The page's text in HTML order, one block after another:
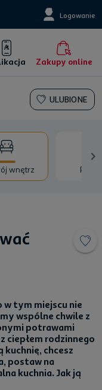
Logowanie
Zakupy online
ULUBIONE
wnętrz
w tym miejscu nie
wspólne chwile z
potrawami
ciepłem rodzinnego
chcesz
postaw na
kuchnia. Jak ją